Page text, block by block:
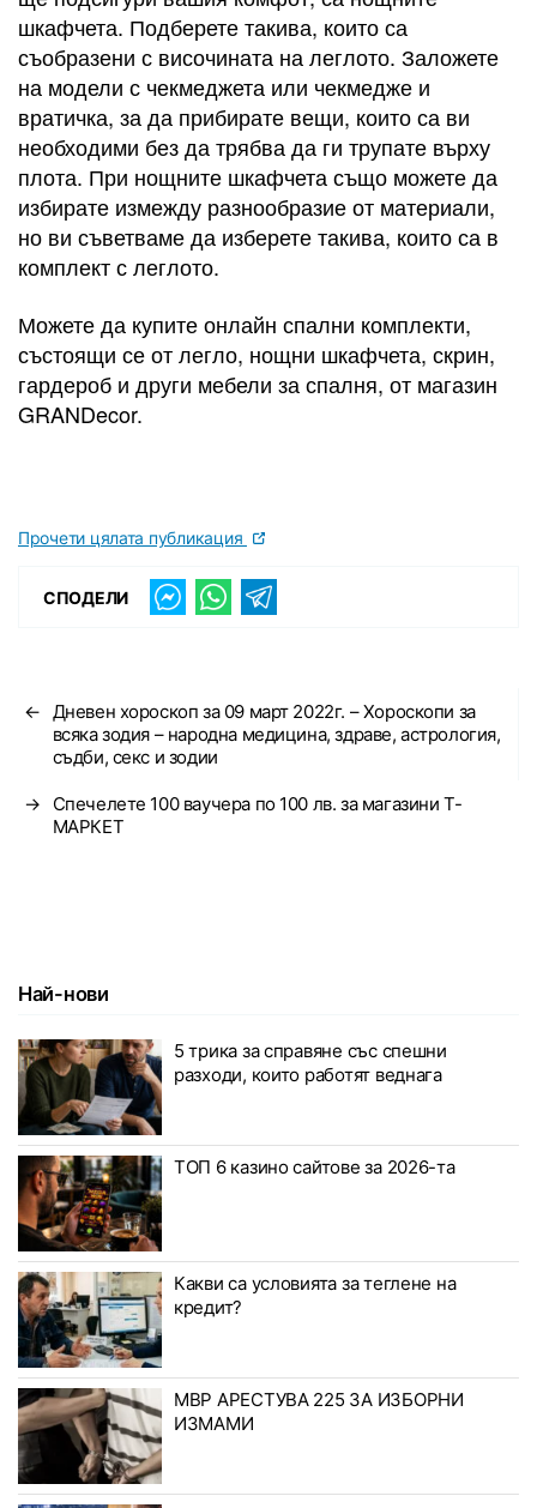
шкафчета. Подберете такива, които са
съобразени с височината на леглото. Заложете
на модели с чекмеджета или чекмедже и
вратичка, за да прибирате вещи, които са ви
необходими без да трябва да ги трупате върху
плота. При нощните шкафчета също можете да
избирате измежду разнообразие от материали,
но ви съветваме да изберете такива, които са в
комплект с леглото.
Можете да купите онлайн спални комплекти,
състоящи се от легло, нощни шкафчета, скрин,
гардероб и други мебели за спалня, от магазин
GRANDecor.
Прочети цялата публикация
СПОДЕЛИ
← Дневен хороскоп за 09 март 2022г. – Хороскопи за
всяка зодия – народна медицина, здраве, астрология,
съдби, секс и зодии
→
Спечелете 100 ваучера по 100 лв. за магазини Т-
МАРКЕТ
Най-нови
5 трика за справяне със спешни
разходи, които работят веднага
ТОП 6 казино сайтове за 2026-та
Какви са условията за теглене на
кредит?
МВР АРЕСТУВА 225 ЗА ИЗБОРНИ
ИЗМАМИ